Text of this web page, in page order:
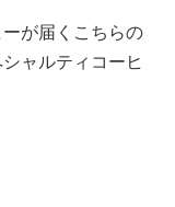
が届くこちらの
ャルティコーヒ